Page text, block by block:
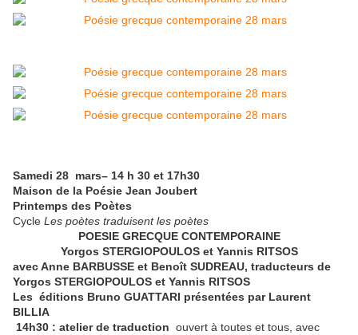
Samedi 28 mars– 14 h 30 et 17h30
Maison de la Poésie Jean Joubert
Printemps des Poètes
Cycle Les poètes traduisent les poètes
POESIE GRECQUE CONTEMPORAINE
Yorgos STERGIOPOULOS et Yannis RITSOS
avec Anne BARBUSSE et Benoît SUDREAU, traducteurs de
Yorgos STERGIOPOULOS et Yannis RITSOS
Les éditions Bruno GUATTARI présentées par Laurent
BILLIA
14h30 : atelier de traduction ouvert à toutes et tous, avec